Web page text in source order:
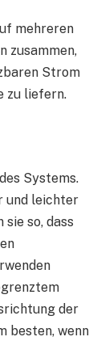
mehreren
zusammen,
Strom
zu liefern.
Systems.
und leichter
so, dass
der
besten, wenn